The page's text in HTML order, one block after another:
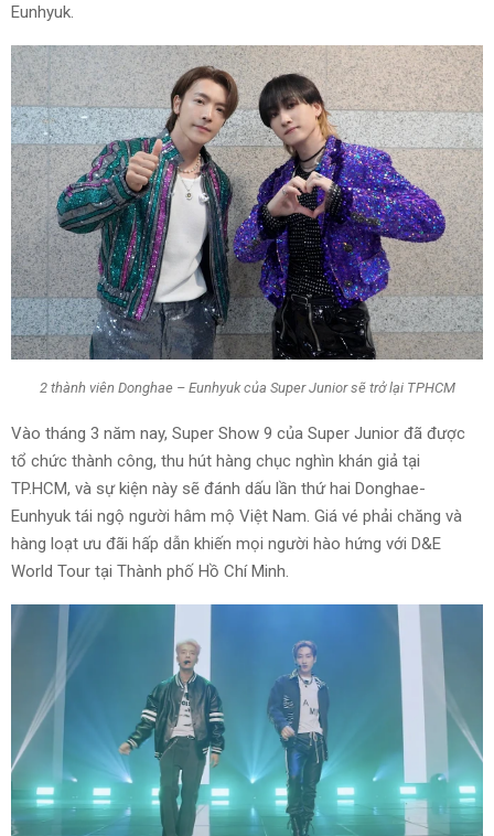
Eunhyuk.
2 thành viên Donghae – Eunhyuk của Super Junior sẽ trở lại TPHCM
Vào tháng 3 năm nay, Super Show 9 của Super Junior đã được
tổ chức thành công, thu hút hàng chục nghìn khán giả tại
TP.HCM, và sự kiện này sẽ đánh dấu lần thứ hai Donghae-
Eunhyuk tái ngộ người hâm mộ Việt Nam. Giá vé phải chăng và
hàng loạt ưu đãi hấp dẫn khiến mọi người hào hứng với D&E
World Tour tại Thành phố Hồ Chí Minh.